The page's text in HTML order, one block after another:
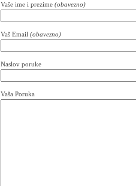
Vaše ime i prezime (obavezno)
Vaš Email (obavezno)
Naslov poruke
Vaša Poruka